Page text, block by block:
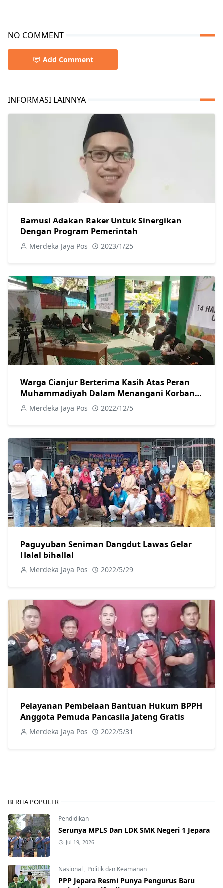
NO COMMENT
Add Comment
INFORMASI LAINNYA
Bamusi Adakan Raker Untuk Sinergikan
Dengan Program Pemerintah
Merdeka Jaya Pos 2023/1/25
Warga Cianjur Berterima Kasih Atas Peran
Muhammadiyah Dalam Menangani Korban
Gempa
Merdeka Jaya Pos 2022/12/5
Paguyuban Seniman Dangdut Lawas Gelar
Halal bihallal
Merdeka Jaya Pos 2022/5/29
Pelayanan Pembelaan Bantuan Hukum BPPH
Anggota Pemuda Pancasila Jateng Gratis
Merdeka Jaya Pos 2022/5/31
BERITA POPULER
Pendidikan
Serunya MPLS Dan LDK SMK Negeri 1 Jepara
Jul 19, 2026
Nasional , Politik dan Keamanan
PPP Jepara Resmi Punya Pengurus Baru